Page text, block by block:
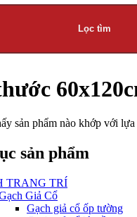
Lọc tìm
sản phẩm nào khớp với lựa
sản phẩm
TRANG TRÍ
Giả Cổ
Gạch giả cổ ốp tường